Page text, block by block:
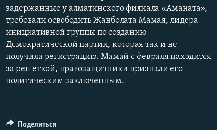
задержанные у алматинского филиала «Аманата»,
требовали освободить Жанболата Мамая, лидера
инициативной группы по созданию
Демократической партии, которая так и не
получила регистрацию. Мамай с февраля находится
за решеткой, правозащитники признали его
политическим заключенным.
Поделиться